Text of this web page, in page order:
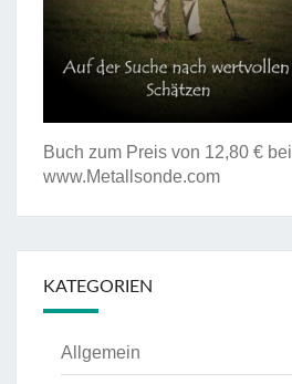
Buch zum Preis von 12,80 € bei
www.Metallsonde.com
KATEGORIEN
Allgemein